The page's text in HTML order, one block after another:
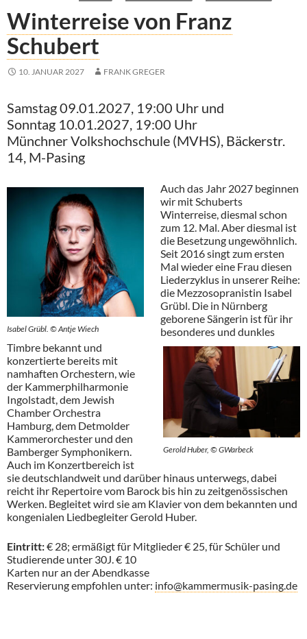
Winterreise von Franz
Schubert
10. JANUAR 2027 FRANK GREGER
Samstag 09.01.2027, 19:00 Uhr und
Sonntag 10.01.2027, 19:00 Uhr
Münchner Volkshochschule (MVHS), Bäckerstr.
14, M-Pasing
Isabel Grübl. © Antje Wiech
Gerold Huber, © GWarbeck
Auch das Jahr 2027 beginnen
wir mit Schuberts
Winterreise, diesmal schon
zum 12. Mal. Aber diesmal ist
die Besetzung ungewöhnlich.
Seit 2016 singt zum ersten
Mal wieder eine Frau diesen
Liederzyklus in unserer Reihe:
die Mezzosopranistin Isabel
Grübl. Die in Nürnberg
geborene Sängerin ist für ihr
besonderes und dunkles
Timbre bekannt und
konzertierte bereits mit
namhaften Orchestern, wie
der Kammerphilharmonie
Ingolstadt, dem Jewish
Chamber Orchestra
Hamburg, dem Detmolder
Kammerorchester und den
Bamberger Symphonikern.
Auch im Konzertbereich ist
sie deutschlandweit und darüber hinaus unterwegs, dabei
reicht ihr Repertoire vom Barock bis hin zu zeitgenössischen
Werken. Begleitet wird sie am Klavier von dem bekannten und
kongenialen Liedbegleiter Gerold Huber.
Eintritt:€ 28; ermäßigt für Mitglieder € 25, für Schüler und
Studierende unter 30J. € 10
Karten nur an der Abendkasse
Reservierung empfohlen unter: info@kammermusik-pasing.de